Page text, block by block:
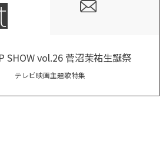
SHOW vol.26 菅沼茉祐生誕祭
テレビ映画主題歌特集